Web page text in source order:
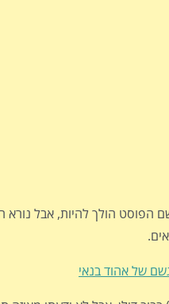
הולך להיות, אבל נורא התלבטתי
בנאי